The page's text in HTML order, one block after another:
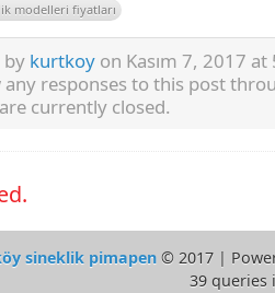
modelleri fiyatları
by kurtkoy on Kasım 7, 2017
any responses to this post
currently closed.
sineklik pimapen © 2017 |
39 queries